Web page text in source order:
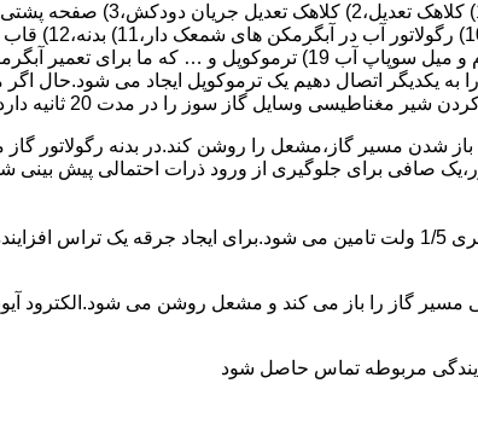
یکدیگر اتصال دهیم یک ترموکوپل ایجاد می شود.حال
مسیر گاز،مشعل را روشن کند.در بدنه رگولاتور گاز
صافی برای جلوگیری از ورود ذرات احتمالی پیش بینی
گاز را باز می کند و مشعل روشن می شود.الکترود
مربوطه تماس حاصل شود